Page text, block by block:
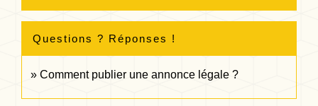
Questions ? Réponses !
Comment publier une annonce légale ?